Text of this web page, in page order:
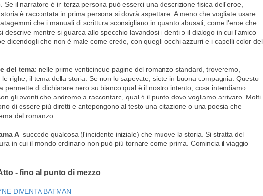
Se il narratore è in terza persona può esserci una descrizione fisica dell'eroe,
è raccontata in prima persona si dovrà aspettare. A meno che vogliate usare
che i manuali di scrittura sconsigliano in quanto abusati, come l'eroe che
descrive mentre si guarda allo specchio lavandosi i denti o il dialogo in cui l'amico
dicendogli che non è male come crede, con quegli occhi azzurri e i capelli color del
del tema: nelle prime venticinque pagine del romanzo standard, troveremo,
le righe, il tema della storia. Se non lo sapevate, siete in buona compagnia. Questo
permette di dichiarare nero su bianco qual è il nostro intento, cosa intendiamo
gli eventi che andremo a raccontare, qual è il punto dove vogliamo arrivare. Molti
di essere più diretti e antepongono al testo una citazione o una poesia che
del romanzo.
A: succede qualcosa (l'incidente iniziale) che muove la storia. Si stratta del
in cui il mondo ordinario non può più tornare come prima. Comincia il viaggio
- fino al punto di mezzo
DIVENTA BATMAN